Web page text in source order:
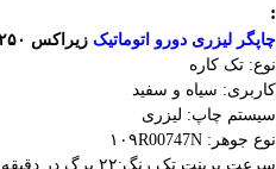
:
چاپگر لیزری دورو اتوماتیک زیراکس ۳۲۵۰
نوع: تک کاره
کاربری: سیاه و سفید
سیستم چاپ: لیزری
نوع جوهر: ۱۰۹R00747N
سرعت پرینت تک رنگ:۲۲ برگ در دقیقه